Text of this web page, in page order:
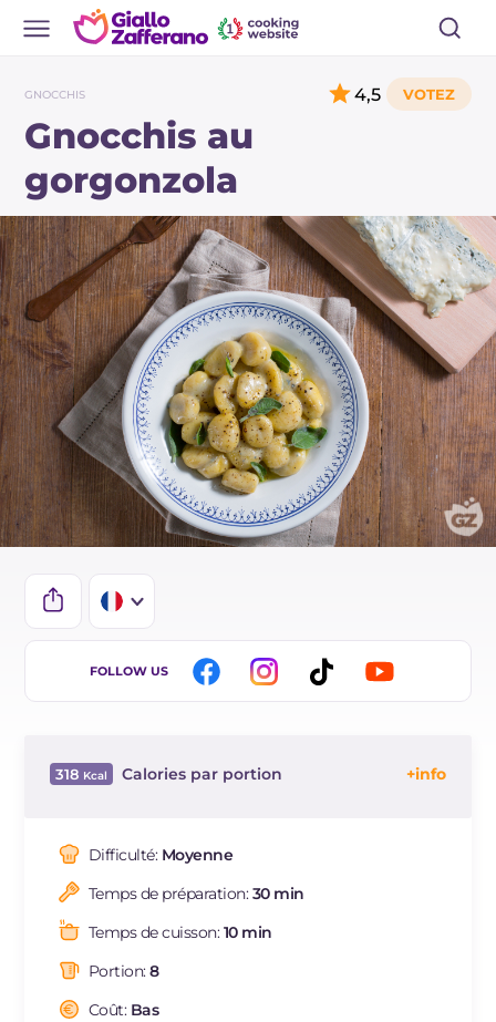
GNOCCHIS
Gnocchis au
gorgonzola
4,5
IT
BR
FOLLOW US
318 Calories par portion
Dont sucres
Protéine
Graisses
Fibre
Cholestérol
Difficulté: Moyenne
Temps de préparation:30 min
Temps de cuisson:10 min
Portion:8
Coût: Bas